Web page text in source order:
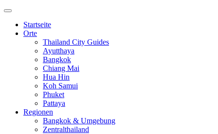
Startseite
Orte
Thailand City Guides
Ayutthaya
Bangkok
Chiang Mai
Hua Hin
Koh Samui
Phuket
Pattaya
Regionen
Bangkok & Umgebung
Zentralthailand